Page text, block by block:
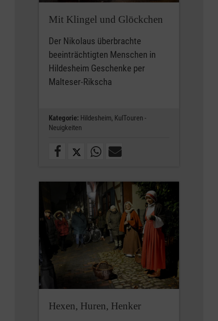
Mit Klingel und Glöckchen
Der Nikolaus überbrachte
beeinträchtigten Menschen in
Hildesheim Geschenke per
Malteser-Rikscha
Kategorie: Hildesheim, KulTouren -
Neuigkeiten
Hexen, Huren, Henker